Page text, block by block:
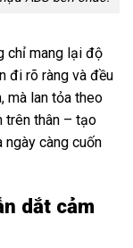
chỉ mang lại độ
đi rõ ràng và đều
mà lan tỏa theo
trên thân – tạo
ngày càng cuốn
dắt cảm